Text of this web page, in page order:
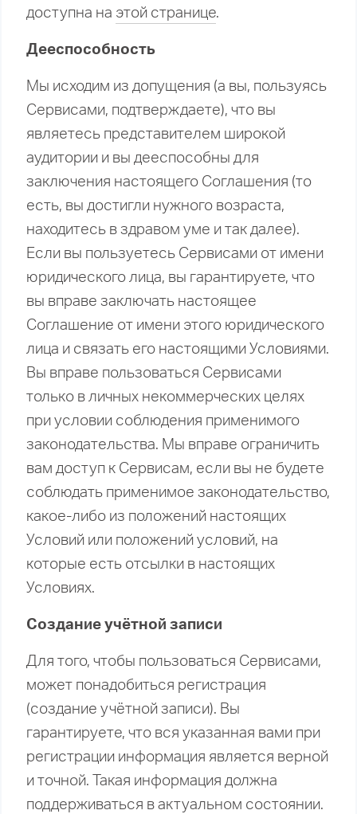
доступна на этой странице.
Дееспособность
Мы исходим из допущения (а вы, пользуясь
Сервисами, подтверждаете), что вы
являетесь представителем широкой
аудитории и вы дееспособны для
заключения настоящего Соглашения (то
есть, вы достигли нужного возраста,
находитесь в здравом уме и так далее).
Если вы пользуетесь Сервисами от имени
юридического лица, вы гарантируете, что
вы вправе заключать настоящее
Соглашение от имени этого юридического
лица и связать его настоящими Условиями.
Вы вправе пользоваться Сервисами
только в личных некоммерческих целях
при условии соблюдения применимого
законодательства. Мы вправе ограничить
вам доступ к Сервисам, если вы не будете
соблюдать применимое законодательство,
какое-либо из положений настоящих
Условий или положений условий, на
которые есть отсылки в настоящих
Условиях.
Создание учётной записи
Для того, чтобы пользоваться Сервисами,
может понадобиться регистрация
(создание учётной записи). Вы
гарантируете, что вся указанная вами при
регистрации информация является верной
и точной. Такая информация должна
поддерживаться в актуальном состоянии.